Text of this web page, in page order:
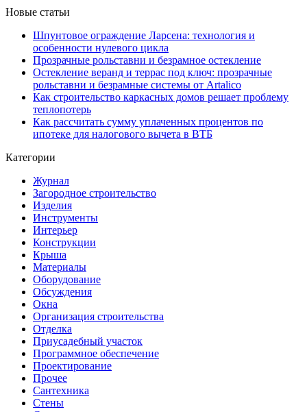
Новые статьи
Шпунтовое ограждение Ларсена: технология и
особенности нулевого цикла
Прозрачные рольставни и безрамное остекление
Остекление веранд и террас под ключ: прозрачные
рольставни и безрамные системы от Artalico
Как строительство каркасных домов решает проблему
теплопотерь
Как рассчитать сумму уплаченных процентов по
ипотеке для налогового вычета в ВТБ
Категории
Журнал
Загородное строительство
Изделия
Инструменты
Интерьер
Конструкции
Крыша
Материалы
Оборудование
Обсуждения
Окна
Организация строительства
Отделка
Приусадебный участок
Программное обеспечение
Проектирование
Прочее
Сантехника
Стены